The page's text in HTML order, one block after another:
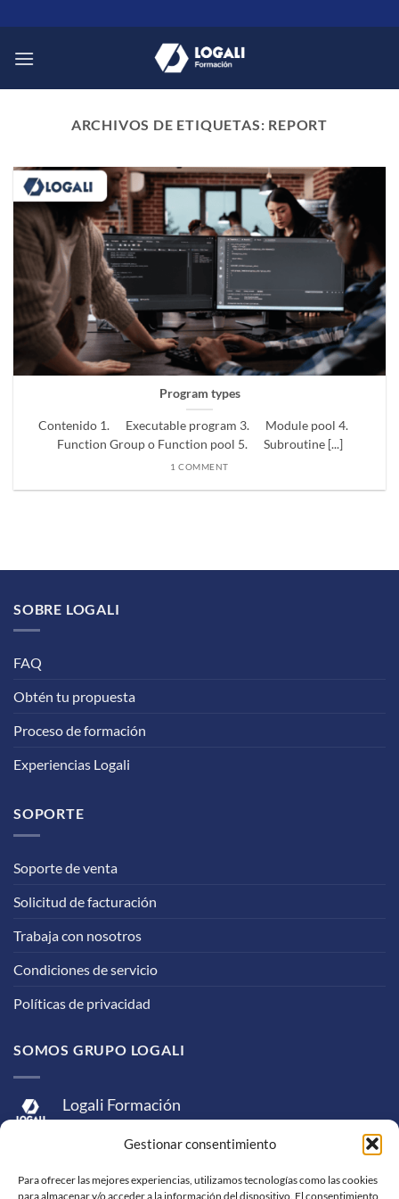
Gestionar consentimiento
Para ofrecer las mejores experiencias, utilizamos tecnologías como las cookies
para almacenar y/o acceder a la información del dispositivo. El consentimiento
al
contenido
ARCHIVOS DE ETIQUETAS: REPORT
Program types
Contenido 1. Executable program 3. Module pool 4.
Function Group o Function pool 5. Subroutine [...]
1 COMMENT
SOBRE LOGALI
FAQ
Obtén tu propuesta
Proceso de formación
Experiencias Logali
SOPORTE
Soporte de venta
Solicitud de facturación
Trabaja con nosotros
Condiciones de servicio
Políticas de privacidad
SOMOS GRUPO LOGALI
Logali Formación
Logali Consultoría
Logali Ingeniería